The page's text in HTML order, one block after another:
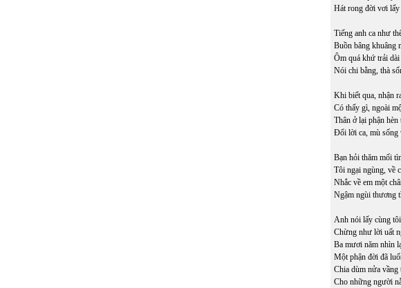
Hát rong đời vơi lấy
Tiếng anh ca như
Buồn bâng khuâng
Ôm quá khứ trải
Nói chi bằng, thà
Khi biết qua, nhận
Có thấy gì, ngoài
Thân ở lại phận hèn
Đổi lời ca, mù sống
Bạn hỏi thăm mối
Tôi ngại ngùng, về
Nhắc về em một
Ngậm ngùi thương
Anh nói lấy cùng tôi
Chừng như lời uất
Ba mươi năm nhìn
Một phận đời đã
Chia dùm nửa vầng
Cho những người